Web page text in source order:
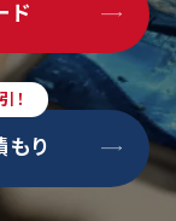
ド
もり
！